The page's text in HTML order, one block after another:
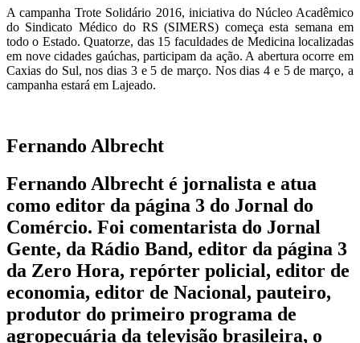
A campanha Trote Solidário 2016, iniciativa do Núcleo Acadêmico
do Sindicato Médico do RS (SIMERS) começa esta semana em
todo o Estado. Quatorze, das 15 faculdades de Medicina localizadas
em nove cidades gaúchas, participam da ação. A abertura ocorre em
Caxias do Sul, nos dias 3 e 5 de março. Nos dias 4 e 5 de março, a
campanha estará em Lajeado.
Fernando Albrecht
Fernando Albrecht é jornalista e atua
como editor da página 3 do Jornal do
Comércio. Foi comentarista do Jornal
Gente, da Rádio Band, editor da página 3
da Zero Hora, repórter policial, editor de
economia, editor de Nacional, pauteiro,
produtor do primeiro programa de
agropecuária da televisão brasileira, o